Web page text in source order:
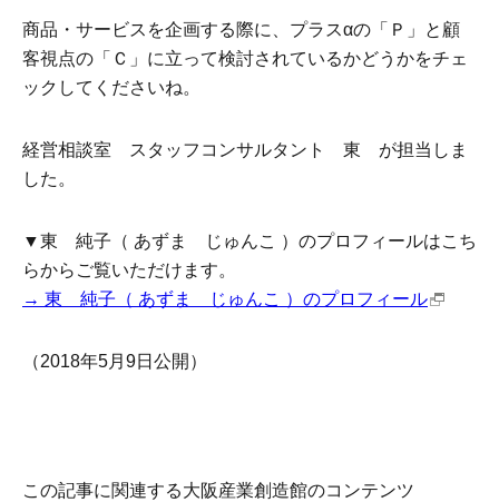
商品・サービスを企画する際に、プラスαの「Ｐ」と顧
客視点の「Ｃ」に立って検討されているかどうかをチェ
ックしてくださいね。
経営相談室 スタッフコンサルタント 東 が担当しま
した。
▼東 純子（ あずま じゅんこ ）のプロフィールはこち
らからご覧いただけます。
→ 東 純子（ あずま じゅんこ ）のプロフィール
（2018年5月9日公開）
この記事に関連する大阪産業創造館のコンテンツ